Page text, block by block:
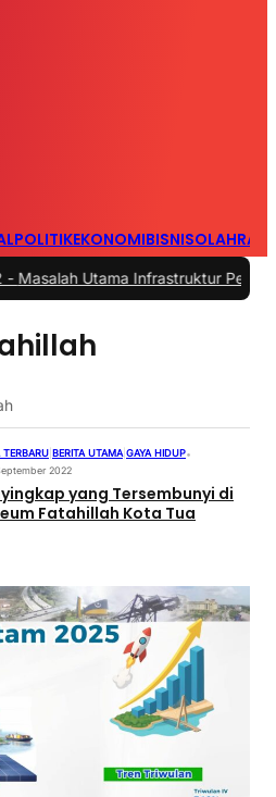
POLITIKEKONOMIBISNIS
Utama Infrastruktur Pengisian
TERBARU BERITA UTAMA|GAYA HIDUP•
2022
yang Tersembunyi di
Fatahillah Kota Tua